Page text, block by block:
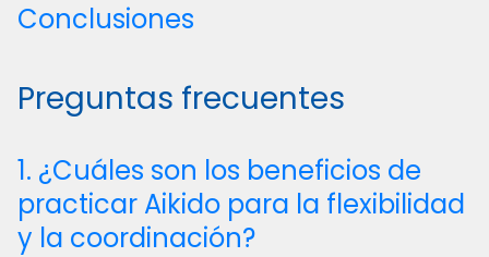
Conclusiones
Preguntas frecuentes
1. ¿Cuáles son los beneficios de
practicar Aikido para la flexibilidad
y la coordinación?